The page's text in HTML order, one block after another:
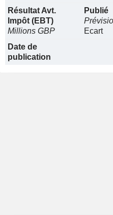
Résultat Avt.
Impôt (EBT)
Millions GBP
Publié
Ecart
Date de
publication